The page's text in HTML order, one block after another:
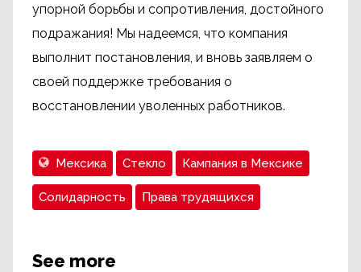
упорной борьбы и сопротивления, достойного
подражания! Мы надеемся, что компания
выполнит постановления, и вновь заявляем о
своей поддержке требования о
восстановлении уволенных работников.
Мексика Стекло Кампания в Мексике
Солидарность Права трудящихся
See more